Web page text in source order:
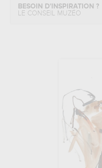
BESOIN D'INSPIRATION ?
LE CONSEIL MUZÉO